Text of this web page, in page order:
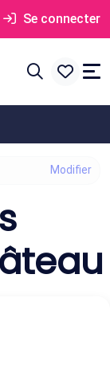
Se connecter